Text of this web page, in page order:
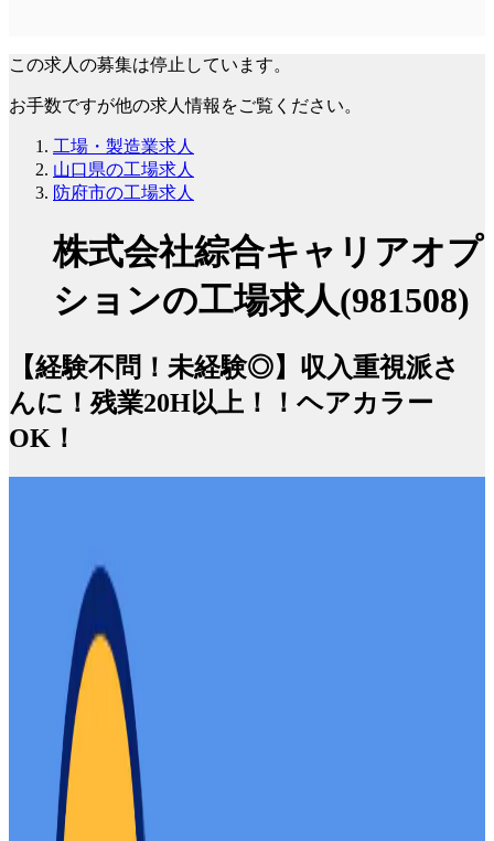
この求人の募集は停止しています。
お手数ですが他の求人情報をご覧ください。
工場・製造業求人
山口県の工場求人
防府市の工場求人
株式会社綜合キャリアオプ
ションの工場求人(981508)
【経験不問！未経験◎】収入重視派さ
んに！残業20H以上！！ヘアカラー
OK！